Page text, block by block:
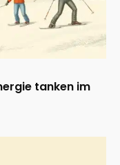
tanken im